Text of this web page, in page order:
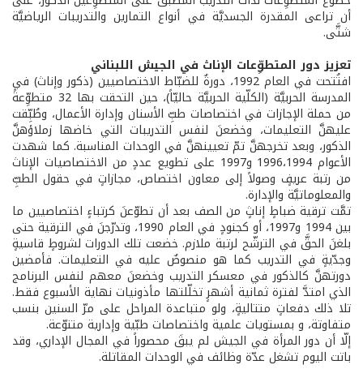
أن تراعى المقدرة الجسديَّة في أنواع التمارين والتدريبات الرياضيَّة
شتَّى.
تعزيز دور المتطوِّعات الإناث في الجيش اللبناني
افتُتحت في العام 1992، دورةٌ للضبّاط الاختصاصيين (ذكور وإناث) في
المدرسة الحربيَّة (الكلّية الحربيَّة حاليّاً)، حين التحقت بها 32 متطوِّعةً
من حملة الإجازات في اختصاصات طبِّ الأسنان وإدارة الأعمال، وطُبِّقت
عليهنَّ التعليمات، وخضعنَ لنفس التدريبات التي خاضها زملاؤهنَّ
الذكور، وبعد تخرجهنَّ تمّ تعيينهنَّ في الوحدات المناسبة. كما شهدت
الأعوام 1996،1994 و1997 على تطويع عددٍ من الاختصاصيات الإناث
من رتبة عريفٍ وصولاً إلى معاون اختصاص، مجازاتٍ في حقول الطبِّ
والمعلوماتيَّة والإدارة.
تمَّت ترقية ضباطٍ إناثٍ من الصف بعد أن تطوّعنَ كرتباءٍ اختصاصيين ما
بين 1994 و1997، أو كجنودٍ في العام 1990، وتدرّجنَ في الترقية حتى
بلغنَ الحقَّ في الترشّح لرتبة ملازم. خضعت تلك الدورات لشروطٍ قاسيةٍ
وجدّيةٍ في التدريب كما هو منصوصٌ عليه في التعليمات. فأمضين
دورتهنَّ كالذكور في معسكر التدريب وخضعنَ معهم لنفس البرنامج
الذي امتدَّ لفترة ثمانية أشهرٍ تخلّلتها مأذونيات نهاية الأسبوع فقط.
تلا ذلك دفعاتٍ متتاليةٍ، ولو متباعدة المراحل على مرّ السنين بنسب
متفاوتة، و بمستويات علمية واختصاصات طبّية وإدارية متنوّعة.
إلّا أن دور المرأة في الجيش لم يبقَ محصوراً في المجال الإداري، وقد
باتت اليوم تشغل عدّة وظائف في الوحدات المقاتلة.